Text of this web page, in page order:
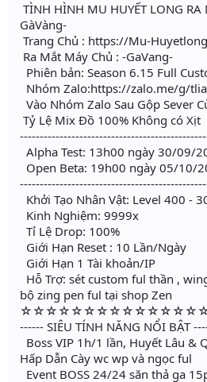
TÌNH HÌNH MU HUYẾT LONG RA
GàVàng-
Trang Chủ : https://Mu-
Ra Mắt Máy Chủ : -GaVang-
Phiên bản: Season 6.15 Full
Nhóm Zalo:https://zalo.me/g/
Vào Nhóm Zalo Sau Gộp Sever
Tỷ Lệ Mix Đồ 100% Không có Xịt
Alpha Test: 13h00 ngày 30/09/
Open Beta: 19h00 ngày 05/10/
Khởi Tạo Nhân Vật: Level 400 -
Kinh Nghiệm: 9999x
Tỉ Lệ Drop: 100%
Giới Hạn Reset : 10 Lần/Ngày
Giới Hạn 1 Tài khoản/IP
Hỗ Trợ: sét custom ful thần ,
bộ zing pen ful tại shop Zen
------ SIÊU TÍNH NĂNG NỔI BẬT
Boss VIP 1h/1 lần, Huyết Lâu &
Hấp Dẫn Cày wc wp và ngọc ful
Event BOSS 24/24 săn thả ga